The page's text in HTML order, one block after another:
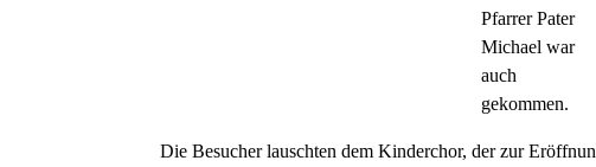
Pfarrer Pater
Michael war
auch
gekommen.
Die Besucher lauschten dem Kinderchor, der zur